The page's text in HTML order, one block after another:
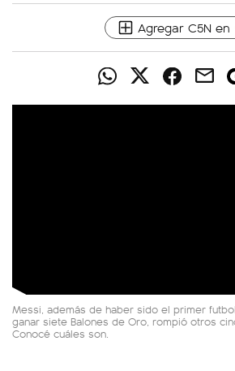
Agregar C5N en
Messi, además de haber sido el primer
ganar siete Balones de Oro, rompió otros
Conocé cuáles son.